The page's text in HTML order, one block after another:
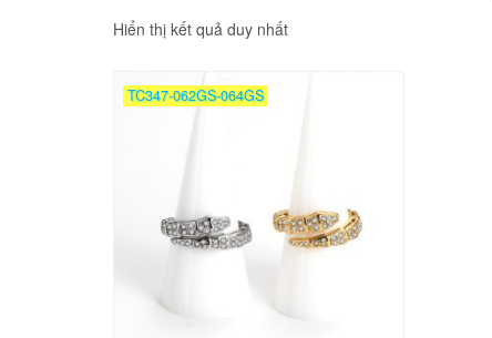
Hiển thị kết quả duy nhất
TC347-062GS-064GS